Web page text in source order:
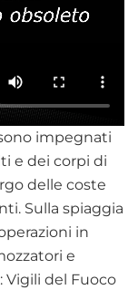
impegnati
e dei corpi di
delle coste
Sulla spiaggia
in
e
Vigili del Fuoco